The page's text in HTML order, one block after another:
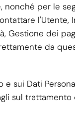
per le
l'Utente,
Gestione dei
da
e sui Dati
sul trattamento